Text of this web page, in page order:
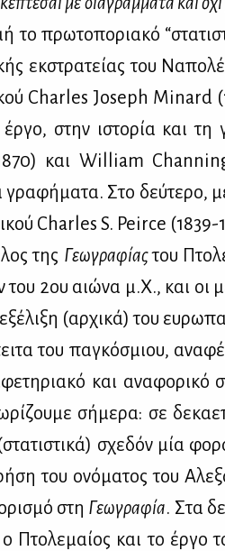
το πρω­το­πο­ρια­κό
εκ­στρα­τεί­ας του
Charles Joseph Minard
στην ιστο­ρία και
και William
γρα­φή­μα­τα. Στο δεύ­τε­ρο,
Charles S. Peirce (1839-
της Γε­ω­γρα­φί­αςτου
2ου αιώ­να μ.Χ., και οι
(αρ­χι­κά) του
του πα­γκό­σμιου,
και ανα­φο­ρι­κό
σή­με­ρα: σε
σχε­δόν μία
του ονό­μα­τος του
στη Γε­ω­γρα­φία. Στα
Πτο­λε­μαί­ος και το έρ­γο